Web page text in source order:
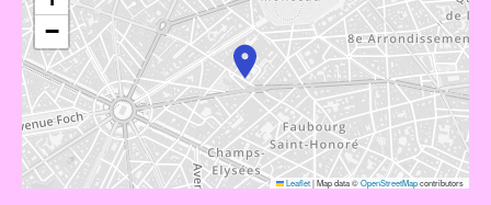
−
Leaflet|Map data ©OpenStreetMapcontributors